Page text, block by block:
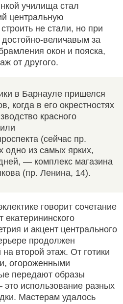
училища стал
центральную
не стали, но при
достойно-величавым за
окон и пояска,
от другого.
в Барнауле пришелся
когда в его окрестностях
красного
(сейчас пр.
одно из самых ярких,
— комплекс магазина
(пр. Ленина, 14).
говорит сочетание
екатерининского
и акцент центрального
продолжен
второй этаж. От готики
огороженными
передают образы
использование разных
Мастерам удалось